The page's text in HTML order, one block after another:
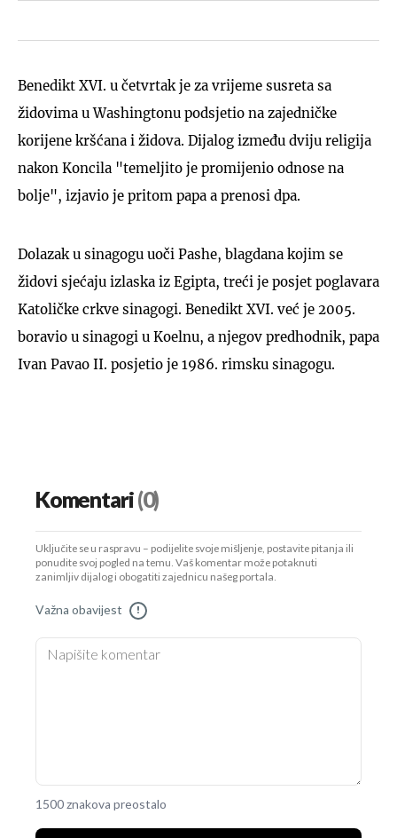
Benedikt XVI. u četvrtak je za vrijeme susreta sa
židovima u Washingtonu podsjetio na zajedničke
korijene kršćana i židova. Dijalog između dviju religija
nakon Koncila "temeljito je promijenio odnose na
bolje", izjavio je pritom papa a prenosi dpa.
Dolazak u sinagogu uoči Pashe, blagdana kojim se
židovi sjećaju izlaska iz Egipta, treći je posjet poglavara
Katoličke crkve sinagogi. Benedikt XVI. već je 2005.
boravio u sinagogi u Koelnu, a njegov predhodnik, papa
Ivan Pavao II. posjetio je 1986. rimsku sinagogu.
Komentari(0)
Uključite se u raspravu – podijelite svoje mišljenje, postavite pitanja ili
ponudite svoj pogled na temu. Vaš komentar može potaknuti
zanimljiv dijalog i obogatiti zajednicu našeg portala.
Važna obavijest !
1500 znakova preostalo